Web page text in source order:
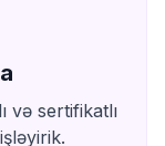
və sertifikatlı